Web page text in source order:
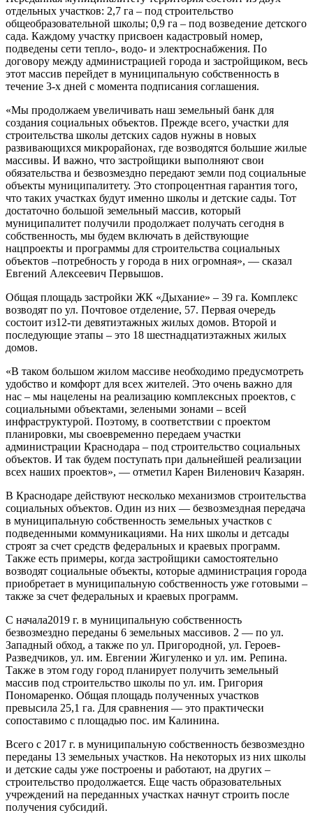
отдельных участков: 2,7 га – под строительство
общеобразовательной школы; 0,9 га – под возведение детского
сада. Каждому участку присвоен кадастровый номер,
подведены сети тепло-, водо- и электроснабжения. По
договору между администрацией города и застройщиком, весь
этот массив перейдет в муниципальную собственность в
течение 3-х дней с момента подписания соглашения.
«Мы продолжаем увеличивать наш земельный банк для
создания социальных объектов. Прежде всего, участки для
строительства школы детских садов нужны в новых
развивающихся микрорайонах, где возводятся большие жилые
массивы. И важно, что застройщики выполняют свои
обязательства и безвозмездно передают земли под социальные
объекты муниципалитету. Это стопроцентная гарантия того,
что таких участках будут именно школы и детские сады. Тот
достаточно большой земельный массив, который
муниципалитет получили продолжает получать сегодня в
собственность, мы будем включать в действующие
нацпроекты и программы для строительства социальных
объектов –потребность у города в них огромная», — сказал
Евгений Алексеевич Первышов.
Общая площадь застройки ЖК «Дыхание» – 39 га. Комплекс
возводят по ул. Почтовое отделение, 57. Первая очередь
состоит из12-ти девятиэтажных жилых домов. Второй и
последующие этапы – это 18 шестнадцатиэтажных жилых
домов.
«В таком большом жилом массиве необходимо предусмотреть
удобство и комфорт для всех жителей. Это очень важно для
нас – мы нацелены на реализацию комплексных проектов, с
социальными объектами, зелеными зонами – всей
инфраструктурой. Поэтому, в соответствии с проектом
планировки, мы своевременно передаем участки
администрации Краснодара – под строительство социальных
объектов. И так будем поступать при дальнейшей реализации
всех наших проектов», — отметил Карен Виленович Казарян.
В Краснодаре действуют несколько механизмов строительства
социальных объектов. Один из них — безвозмездная передача
в муниципальную собственность земельных участков с
подведенными коммуникациями. На них школы и детсады
строят за счет средств федеральных и краевых программ.
Также есть примеры, когда застройщики самостоятельно
возводят социальные объекты, которые администрация города
приобретает в муниципальную собственность уже готовыми –
также за счет федеральных и краевых программ.
С начала2019 г. в муниципальную собственность
безвозмездно переданы 6 земельных массивов. 2 — по ул.
Западный обход, а также по ул. Пригородной, ул. Героев-
Разведчиков, ул. им. Евгении Жигуленко и ул. им. Репина.
Также в этом году город планирует получить земельный
массив под строительство школы по ул. им. Григория
Пономаренко. Общая площадь полученных участков
превысила 25,1 га. Для сравнения — это практически
сопоставимо с площадью пос. им Калинина.
Всего с 2017 г. в муниципальную собственность безвозмездно
переданы 13 земельных участков. На некоторых из них школы
и детские сады уже построены и работают, на других –
строительство продолжается. Еще часть образовательных
учреждений на переданных участках начнут строить после
получения субсидий.